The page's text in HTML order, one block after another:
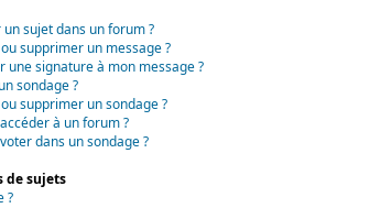
sujet dans un forum ?
supprimer un message ?
une signature à mon message ?
sondage ?
supprimer un sondage ?
à un forum ?
dans un sondage ?
de sujets
?